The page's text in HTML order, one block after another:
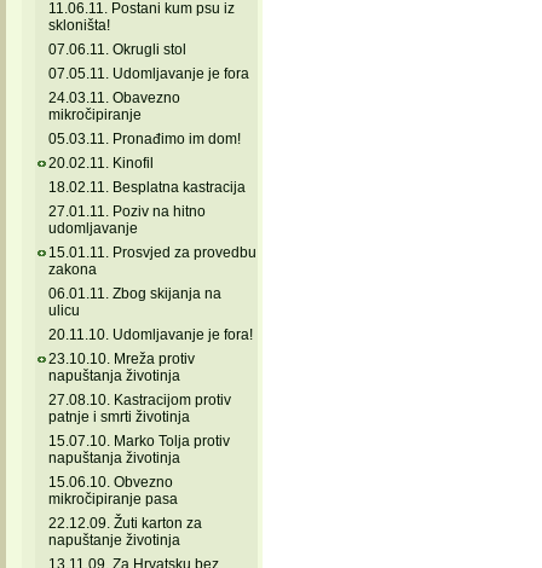
11.06.11. Postani kum psu iz
skloništa!
07.06.11. Okrugli stol
07.05.11. Udomljavanje je fora
24.03.11. Obavezno
mikročipiranje
05.03.11. Pronađimo im dom!
20.02.11. Kinofil
18.02.11. Besplatna kastracija
27.01.11. Poziv na hitno
udomljavanje
15.01.11. Prosvjed za provedbu
zakona
06.01.11. Zbog skijanja na
ulicu
20.11.10. Udomljavanje je fora!
23.10.10. Mreža protiv
napuštanja životinja
27.08.10. Kastracijom protiv
patnje i smrti životinja
15.07.10. Marko Tolja protiv
napuštanja životinja
15.06.10. Obvezno
mikročipiranje pasa
22.12.09. Žuti karton za
napuštanje životinja
13.11.09. Za Hrvatsku bez